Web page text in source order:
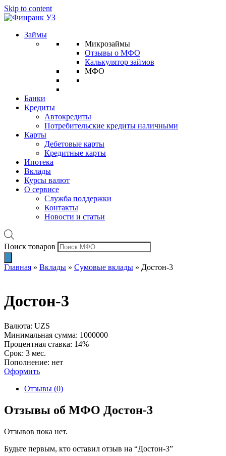
Skip to content
Займы
Микрозаймы
Отзывы о МФО
Калькулятор займов
МФО
Банки
Кредиты
Автокредиты
Потребительские кредиты наличными
Карты
Дебетовые карты
Кредитные карты
Ипотека
Вклады
Курсы валют
О сервисе
Служба поддержки
Контакты
Новости и статьи
Поиск товаров
Главная » Вклады » Сумовые вклады » Достон-3
Достон-3
Валюта: UZS
Минимальная сумма: 1000000
Процентная ставка: 14%
Срок: 3 мес.
Пополнение: нет
Оформить
Отзывы (0)
Отзывы об МФО Достон-3
Отзывов пока нет.
Будьте первым, кто оставил отзыв на “Достон-3”